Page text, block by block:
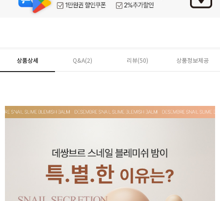
페이코 ID로 페
PAYCO 바로구매
상품상세 Q&A(2) 리뷰(50) 상품정보제공